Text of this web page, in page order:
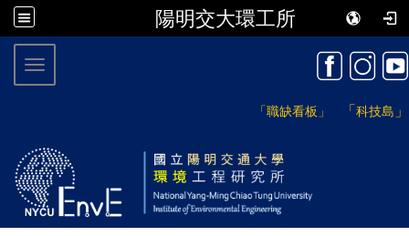
陽明交大環工所
「職缺看板」 「科技島 」
Toggle navigation